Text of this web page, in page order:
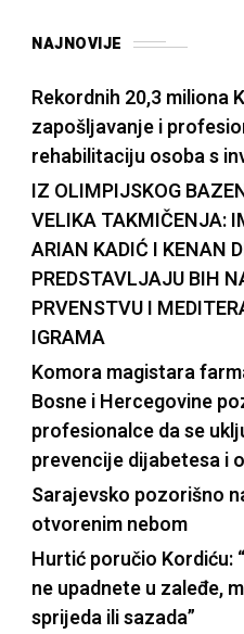
NAJNOVIJE
Rekordnih 20,3 miliona
zapošljavanje i
rehabilitaciju osoba s
IZ OLIMPIJSKOG
VELIKA TAKMIČENJA:
ARIAN KADIĆ I KENAN
PREDSTAVLJAJU BIH
PRVENSTVU I
IGRAMA
Komora magistara
Bosne i Hercegovine
profesionalce da se
prevencije dijabetesa i
Sarajevsko pozorišno
otvorenim nebom
Hurtić poručio Kordiću:
ne upadnete u zaleđe,
sprijeda ili sazada”